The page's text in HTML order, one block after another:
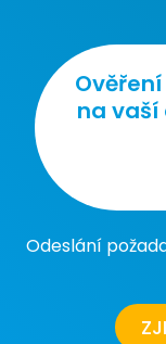
na vaší
Odeslání